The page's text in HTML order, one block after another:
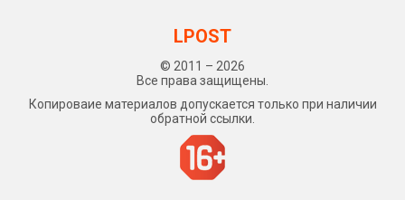
LPOST
© 2011 – 2026
Все права защищены.
Копироваие материалов допускается только при наличии
обратной ссылки.